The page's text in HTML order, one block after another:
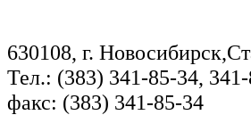
630108, г.
Тел.: (383) 341-85-34,
факс: (383) 341-85-34